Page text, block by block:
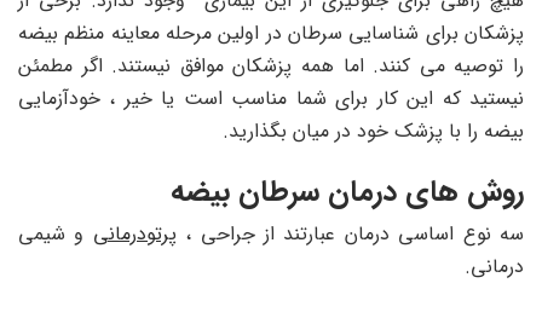
پزشکان برای شناسایی سرطان در اولین مرحله معاینه منظم بیضه
را توصیه می کنند. اما همه پزشکان موافق نیستند. اگر مطمئن
نیستید که این کار برای شما مناسب است یا خیر ، خودآزمایی
بیضه را با پزشک خود در میان بگذارید.
روش های درمان سرطان بیضه
سه نوع اساسی درمان عبارتند از جراحی ، پرتودرمانی و شیمی
درمانی.